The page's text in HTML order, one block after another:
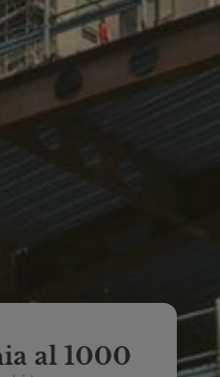
al 1000